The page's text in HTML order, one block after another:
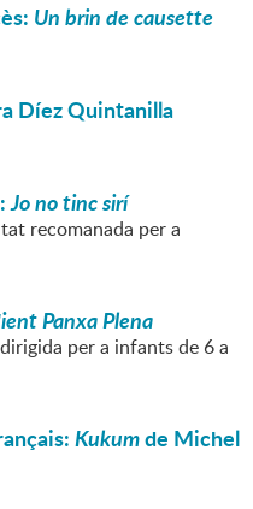
Un brin de causette
Díez Quintanilla
Jo no tinc sirí
recomanada per a
Panxa Plena
per a infants de 6 a
Kukumde Michel